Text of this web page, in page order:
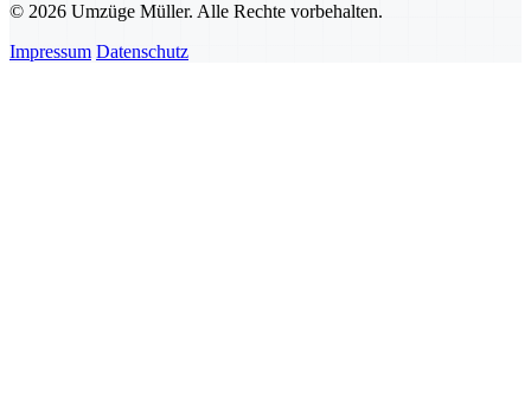
© 2026 Umzüge Müller. Alle Rechte vorbehalten.
Impressum Datenschutz